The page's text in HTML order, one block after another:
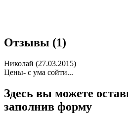
Отзывы (1)
Николай (27.03.2015)
Цены- с ума сойти...
Здесь вы можете
заполнив форму